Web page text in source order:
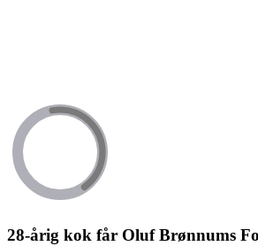
28-årig kok får Oluf Brønnums